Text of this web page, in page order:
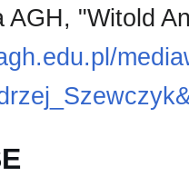
AGH, "Witold